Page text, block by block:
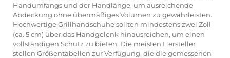
Handumfangs und der Handlänge, um ausreichende
Abdeckung ohne übermäßiges Volumen zu gewährleisten.
Hochwertige Grillhandschuhe sollten mindestens zwei Zoll
(ca. 5 cm) über das Handgelenk hinausreichen, um einen
vollständigen Schutz zu bieten. Die meisten Hersteller
stellen Größentabellen zur Verfügung, die die gemessenen